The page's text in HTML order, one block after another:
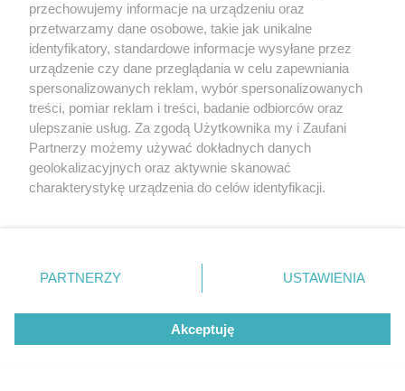
INTERWENCJA POLICJI
Turystka dokonała niebezpiecznego
okrycia na plaży w Ustce. Policja
musiała zamknąć odcinek wybrzeża
GMINA SIEDLCE
Wołyńce: Inwestor chce budować
przechowujemy informacje na urządzeniu oraz
przetwarzamy dane osobowe, takie jak unikalne
identyfikatory, standardowe informacje wysyłane przez
urządzenie czy dane przeglądania w celu zapewniania
spersonalizowanych reklam, wybór spersonalizowanych
treści, pomiar reklam i treści, badanie odbiorców oraz
ulepszanie usług. Za zgodą Użytkownika my i Zaufani
Partnerzy możemy używać dokładnych danych
geolokalizacyjnych oraz aktywnie skanować
charakterystykę urządzenia do celów identyfikacji.
zmienić/wycofać klikając przycisk ustawień prywatności
znajdujący się w lewym dolnym rogu strony
rodzaje przetwarzania danych nie wymagają zgody
użytkownika, ale masz prawo sprzeciwić się takiemu
przetwarzaniu. Preferencje będą miały zastosowanie tylko
PARTNERZY USTAWIENIA
Akceptuję